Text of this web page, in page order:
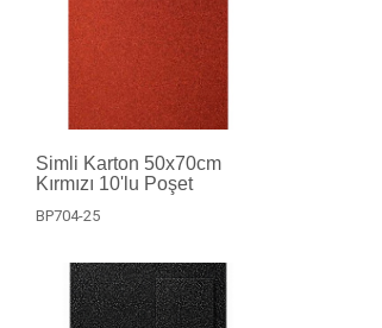
Simli Karton 50x70cm
Kırmızı 10'lu Poşet
BP704-25